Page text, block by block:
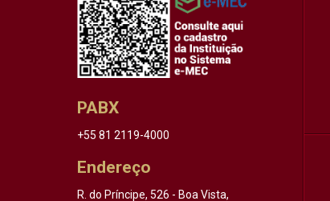
PABX
+55 81 2119-4000
Endereço
R. do Príncipe, 526 - Boa Vista,